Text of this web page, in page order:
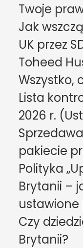
Twoje
Jak
UK przez
Toheed
Wszystko,
Lista
2026 r.
pakiecie
Polityka
Brytanii –
ustawione
Czy
Brytanii?